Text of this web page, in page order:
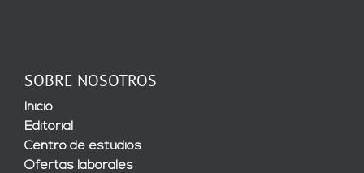
SOBRE NOSOTROS
Inicio
Editorial
Centro de estudios
Ofertas laborales